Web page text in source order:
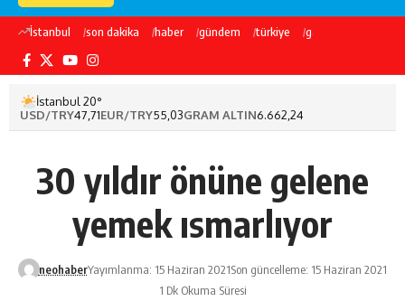
İstanbul son dakika haber gündem türkiye galatasaray
İstanbul 20°
USD/TRY47,71EUR/TRY55,03GRAM ALTIN6.662,24
30 yıldır önüne gelene
yemek ısmarlıyor
neohaberYayımlanma: 15 Haziran 2021Son güncelleme: 15 Haziran 2021
1 Dk Okuma Süresi